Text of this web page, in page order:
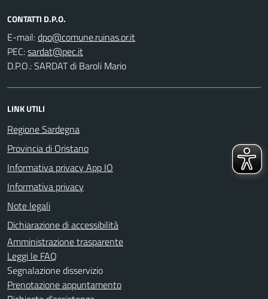
CONTATTI D.P.O.
E-mail:
PEC:
D.P.O.: SARDAT di Baroli Mario
LINK UTILI
Regione Sardegna
Provincia di Oristano
Informativa privacy App IO
Informativa privacy
Note legali
Dichiarazione di accessibilità
Amministrazione trasparente
Leggi le FAQ
Segnalazione disservizio
Prenotazione appuntamento